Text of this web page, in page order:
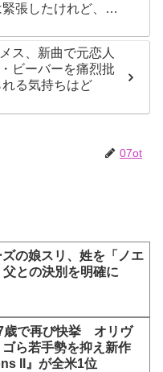
張したけれど、い
ス、新曲で元恋人
ビーバーを痛烈批
る気持ちはど
07ot
ズの娘スリ、姓を「ノエ
との決別を明確に
歳で再び快挙 オリヴ
ゴら若手勢を抑え新作
II』が全米1位